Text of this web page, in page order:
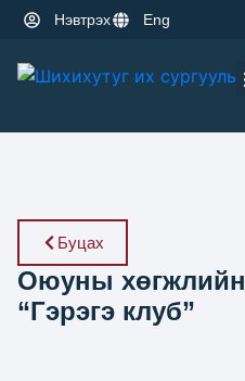
Нэвтрэх Eng
Буцах
Оюуны хөгжлийн
“Гэрэгэ клуб”